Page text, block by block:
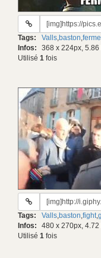
URL
gif:
Tags: Valls,baston,
Infos: 368 x 224px, 5.86
Utilisé 1 fois
URL
gif:
Tags: Valls,baston,fight,
Infos: 480 x 270px, 4.72
Utilisé 1 fois